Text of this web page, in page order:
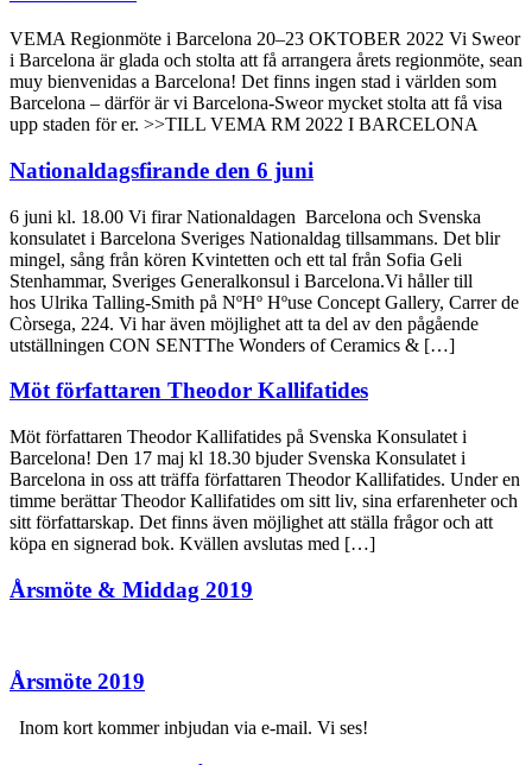
VEMA Regionmöte i Barcelona 20–23 OKTOBER 2022 Vi Sweor
i Barcelona är glada och stolta att få arrangera årets regionmöte, sean
muy bienvenidas a Barcelona! Det finns ingen stad i världen som
Barcelona – därför är vi Barcelona-Sweor mycket stolta att få visa
upp staden för er. >>TILL VEMA RM 2022 I BARCELONA
Nationaldagsfirande den 6 juni
6 juni kl. 18.00 Vi firar Nationaldagen Barcelona och Svenska
konsulatet i Barcelona Sveriges Nationaldag tillsammans. Det blir
mingel, sång från kören Kvintetten och ett tal från Sofia Geli
Stenhammar, Sveriges Generalkonsul i Barcelona.Vi håller till
hos Ulrika Talling-Smith på NºHº Hºuse Concept Gallery, Carrer de
Còrsega, 224. Vi har även möjlighet att ta del av den pågående
utställningen CON SENTThe Wonders of Ceramics & […]
Möt författaren Theodor Kallifatides
Möt författaren Theodor Kallifatides på Svenska Konsulatet i
Barcelona! Den 17 maj kl 18.30 bjuder Svenska Konsulatet i
Barcelona in oss att träffa författaren Theodor Kallifatides. Under en
timme berättar Theodor Kallifatides om sitt liv, sina erfarenheter och
sitt författarskap. Det finns även möjlighet att ställa frågor och att
köpa en signerad bok. Kvällen avslutas med […]
Årsmöte & Middag 2019
Årsmöte 2019
Inom kort kommer inbjudan via e-mail. Vi ses!